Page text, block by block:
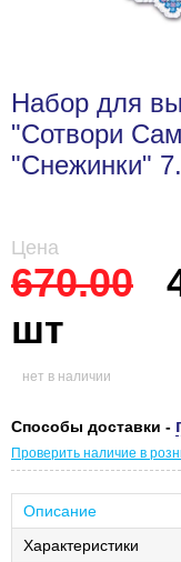
Набор для
"Сотвори
"Снежинки"
Цена
670.00
шт
нет в наличии
Способы доставки -
Проверить наличие в
Описание
Характеристики